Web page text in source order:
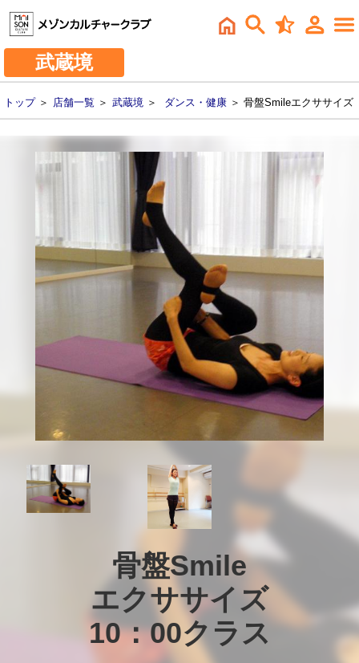
武蔵境
トップ＞ 店舗一覧 ＞ 武蔵境 ＞ ダンス・健康 ＞ 骨盤Smileエクササイズ
骨盤Smile
エクササイズ
10：00クラス